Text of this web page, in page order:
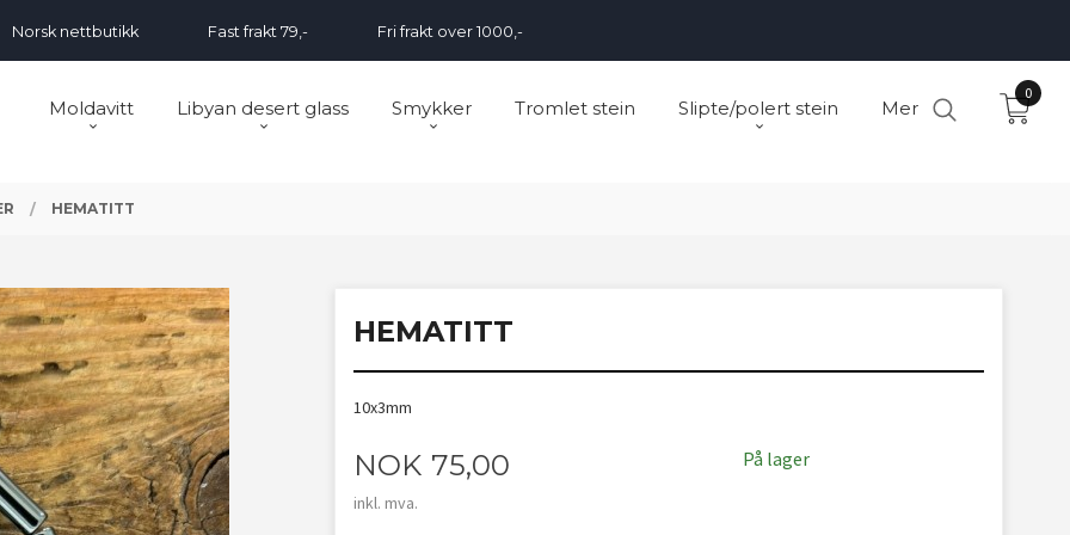
Norsk nettbutikk Fast frakt 79,- Fri frakt over 1000,-
Moldavitt Libyan desert glass Smykker Tromlet stein Slipte/polert stein Mer
0
HEMATITT
HEMATITT
10x3mm
Pris
NOK 75,00
inkl. mva.
På lager